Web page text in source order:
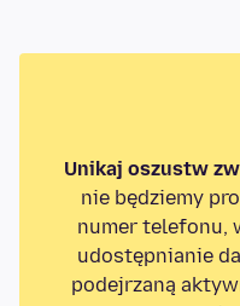
Unikaj oszustw
nie będziemy
numer telefonu,
udostępnianie
podejrzaną